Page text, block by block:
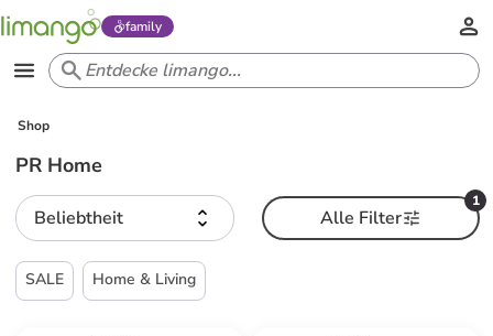
family
Shop
PR Home
Beliebtheit
1
Alle Filter
SALE Home & Living